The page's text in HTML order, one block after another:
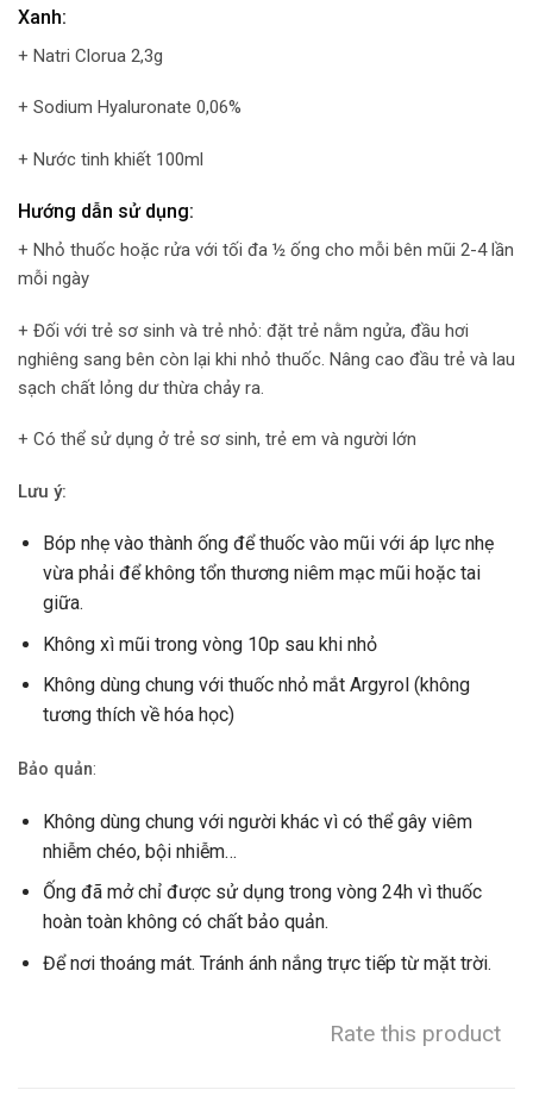
Xanh:
+ Natri Clorua 2,3g
+ Sodium Hyaluronate 0,06%
+ Nước tinh khiết 100ml
Hướng dẫn sử dụng:
+ Nhỏ thuốc hoặc rửa với tối đa ½ ống cho mỗi bên mũi 2-4 lần
mỗi ngày
+ Đối với trẻ sơ sinh và trẻ nhỏ: đặt trẻ nằm ngửa, đầu hơi
nghiêng sang bên còn lại khi nhỏ thuốc. Nâng cao đầu trẻ và lau
sạch chất lỏng dư thừa chảy ra.
+ Có thể sử dụng ở trẻ sơ sinh, trẻ em và người lớn
Lưu ý:
Bóp nhẹ vào thành ống để thuốc vào mũi với áp lực nhẹ
vừa phải để không tổn thương niêm mạc mũi hoặc tai
giữa.
Không xì mũi trong vòng 10p sau khi nhỏ
Không dùng chung với thuốc nhỏ mắt Argyrol (không
tương thích về hóa học)
Bảo quản:
Không dùng chung với người khác vì có thể gây viêm
nhiễm chéo, bội nhiễm…
Ống đã mở chỉ được sử dụng trong vòng 24h vì thuốc
hoàn toàn không có chất bảo quản.
Để nơi thoáng mát. Tránh ánh nắng trực tiếp từ mặt trời.
Rate this product